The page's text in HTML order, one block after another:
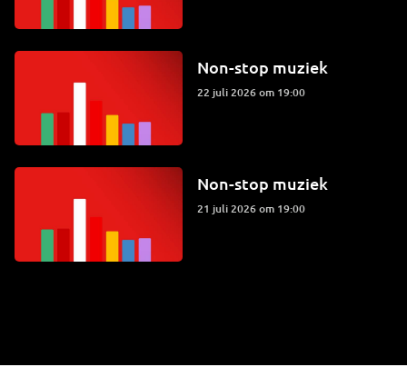
Non-stop muziek
22 juli 2026 om 19:00
Non-stop muziek
21 juli 2026 om 19:00